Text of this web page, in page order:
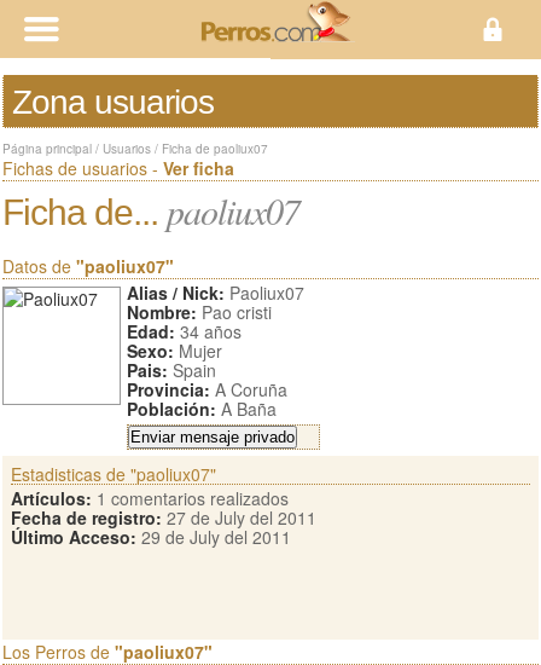
Zona usuarios
Página principal / Usuarios / Ficha de paoliux07
Fichas de usuarios - Ver ficha
Ficha de... paoliux07
Datos de "paoliux07"
Alias / Nick: Paoliux07
Nombre: Pao cristi
Edad: 34 años
Sexo: Mujer
Pais: Spain
Provincia: A Coruña
Población: A Baña
Estadisticas de "paoliux07"
Artículos: 1 comentarios realizados
Fecha de registro: 27 de July del 2011
Último Acceso: 29 de July del 2011
Los Perros de "paoliux07"